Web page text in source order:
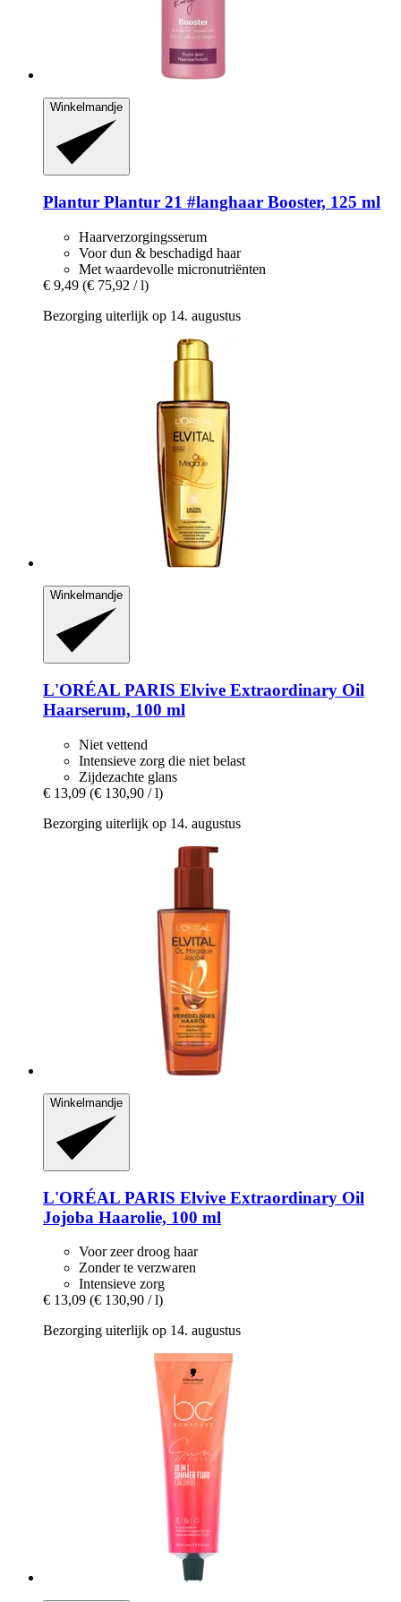
Winkelmandje
Plantur Plantur 21 #langhaar Booster, 125 ml
Haarverzorgingsserum
Voor dun & beschadigd haar
Met waardevolle micronutriënten
€ 9,49 (€ 75,92 / l)
Bezorging uiterlijk op 14. augustus
Winkelmandje
L'ORÉAL PARIS Elvive Extraordinary Oil
Haarserum, 100 ml
Niet vettend
Intensieve zorg die niet belast
Zijdezachte glans
€ 13,09 (€ 130,90 / l)
Bezorging uiterlijk op 14. augustus
Winkelmandje
L'ORÉAL PARIS Elvive Extraordinary Oil
Jojoba Haarolie, 100 ml
Voor zeer droog haar
Zonder te verzwaren
Intensieve zorg
€ 13,09 (€ 130,90 / l)
Bezorging uiterlijk op 14. augustus